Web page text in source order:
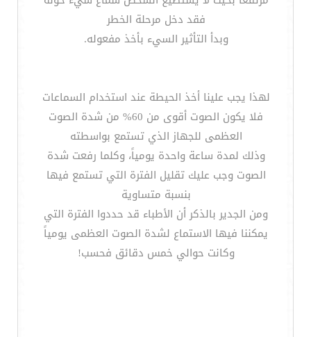
فقد دخل مرحلة الخطر
وبدأ التأثير السيء بأخذ مفعوله.
لهذا يجب علينا أخذ الحيطة عند استخدام السماعات
فلا يكون الصوت أقوى من 60% من شدة الصوت
العظمى للجهاز الذي تستمع بواسطته
وذلك لمدة ساعة واحدة يومياً، وكلما رفعت شدة
الصوت وجب عليك تقليل الفترة التي تستمع فيها
بنسبة متساوية
ومن الجدير بالذكر أن الأطباء قد حددوا الفترة التي
يمكننا فيها الاستماع لشدة الصوت العظمى يومياً
وكانت حوالي خمس دقائق فحسب!